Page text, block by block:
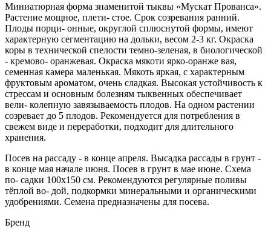
Миниатюрная форма знаменитой тыквы «Мускат Прованса».
Растение мощное, плети- стое. Срок созревания ранний.
Плоды порци- онные, округлой сплюснутой формы, имеют
характерную сегментацию на дольки, весом 2-3 кг. Окраска
коры в технической спелости темно-зеленая, в биологической
- кремово- оранжевая. Окраска мякоти ярко-оранже вая,
семенная камера маленькая. Мякоть яркая, с характерным
фруктовым ароматом, очень сладкая. Высокая устойчивость к
стрессам и основным болезням тыквенных обеспечивает
вели- колепную завязываемость плодов. На одном растении
созревает до 5 плодов. Рекомендуется для потребления в
свежем виде и переработки, подходит для длительного
хранения.
Посев на рассаду - в конце апреля. Высадка рассады в грунт -
в конце мая начале июня. Посев в грунт в мае июне. Схема
по- садки 100х150 см. Рекомендуются регулярные поливы
тёплой во- дой, подкормки минеральными и органическими
удобрениями. Семена предназначены для посева.
Бренд